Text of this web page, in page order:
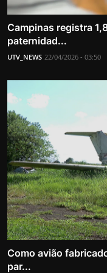
Campinas registra
paternidad...
UTV_NEWS 22/04/2026 - 03:50
Como avião
par...